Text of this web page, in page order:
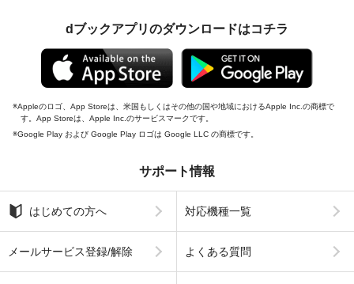
dブックアプリのダウンロードはコチラ
Appleのロゴ、App Storeは、米国もしくはその他の国や地域におけるApple Inc.の商標で
す。App Storeは、Apple Inc.のサービスマークです。
Google Play および Google Play ロゴは Google LLC の商標です。
サポート情報
はじめての方へ 対応機種一覧
メールサービス登録/解除 よくある質問